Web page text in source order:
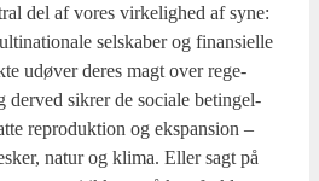
del af vores vir­ke­lig­hed af syne:
sel­ska­ber og finan­si­el­le
udø­ver deres magt over rege­
der­ved sik­rer de soci­a­le betin­gel­
repro­duk­tion og eks­pan­sion –
natur og kli­ma. Eller sagt på